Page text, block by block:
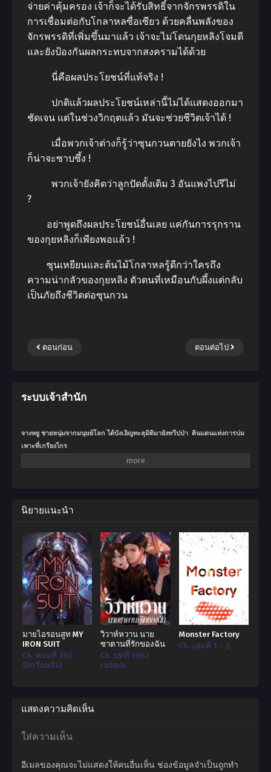
จ่ายค่าคุ้มครอง เจ้าก็จะได้รับสิทธิ์จากจักรพรรดิใน
การเชื่อมต่อกับโกลาหลซื่อเซียว ด้วยคลื่นพลังของ
จักรพรรดิที่เพิ่มขึ้นมาแล้ว เจ้าจะไม่โดนกุยหลิงโจมตี
และยังป้องกันผลกระทบจากสงครามได้ด้วย
นี่คือผลประโยชน์ที่แท้จริง !
ปกติแล้วผลประโยชน์เหล่านี้ไม่ได้แสดงออกมา
ชัดเจน แต่ในช่วงวิกฤตแล้ว มันจะช่วยชีวิตเจ้าได้ !
เมื่อพวกเจ้าต่างก็รู้ว่าซุนกวนตายยังไง พวกเจ้า
ก็น่าจะซาบซึ้ง !
พวกเจ้ายังคิดว่าลูกปัดดั้งเดิม 3 อันแพงไปรึไม่
?
อย่าพูดถึงผลประโยชน์อื่นเลย แค่กันการรุกราน
ของกุยหลิงก็เพียงพอแล้ว !
ซุนเหยียนและต้นไม้โกลาหลรู้ดีกว่าใครถึง
ความน่ากลัวของกุยหลิง ตัวตนที่เหมือนกับผึ้งแต่กลับ
เป็นภัยถึงชีวิตต่อซุนกวน
ตอนก่อน ตอนต่อไป
ระบบเจ้าสำนัก
จางหยู ชายหนุ่มจากมนุษย์โลก ได้บังเอิญทะลุมิติมายังทวีปป่า ดินแดนแห่งการบ่ม
เพาะที่เกรียงไกร
มิหนำซ้ำยังได้เป็นเจ้าสำนักที่ใกล้จะเจ๊งอยู่รอมร่อ
เมื่อเปิดใช้ความสามารถมองทะลุ จางหยูก็สามารถมองเห็นคุณสมบัติของคนอื่น
ได้ ไม่ว่าจะเป็นเพศ อายุ พรสวรรค์ หรือแม้แต่การบ่มเพาะ
ด้วยความสามารถนี้ จางหยูจึงมองเห็นข้อผิดพลาดในทักษะและเคล็ดวิชาต่างๆ
ทำให้เขาสามารถแก้ไขทักษะและเคล็ดวิชาเหล่านั้นให้สมบูรณ์แบบได้
ด้วยความสามารถมองทะลุ จางหยูจึงมองเห็นข้อบกพร่องของทักษะและเคล็ดวิชา
ที่ศัตรูฝึกฝน รวมไปถึงจุดอ่อนของศัตรู
ตั้งแต่นั้นเป็นต้นมา โชคชะตาของจางหยูก็มาถึงจุดเปลี่ยน…
นิยายแนะนำ
มายไอรอนสูท MY
IRON SUIT
Ch. ตอนที่ 293:
นักเรียนจีน!
วิวาห์หวาน นาย
ซาตานที่รักของฉัน
Ch. บทที่ 1062
เนรคุณ
Monster Factory
Ch. เล่มที่ 1 - 2
แสดงความคิดเห็น
ใส่ความเห็น
อีเมลของคุณจะไม่แสดงให้คนอื่นเห็น ช่องข้อมูลจำเป็นถูกทำ